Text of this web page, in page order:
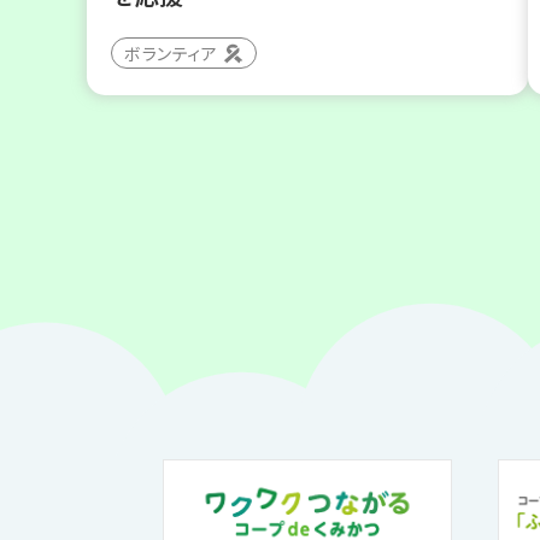
ボランティア